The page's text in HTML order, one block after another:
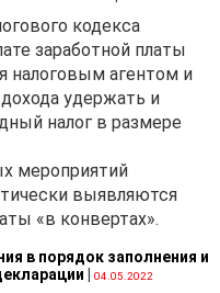
кодекса
заработной платы
налоговым агентом и
удержать и
налог в размере
мероприятий
выявляются
«в конвертах».
в порядок заполнения и
04.05.2022